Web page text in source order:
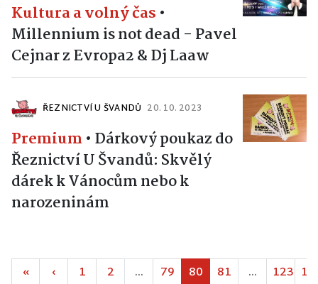
Kultura a volný čas •
Millennium is not dead - Pavel
Cejnar z Evropa2 & Dj Laaw
ŘEZNICTVÍ U ŠVANDŮ 20. 10. 2023
Premium • Dárkový poukaz do
Řeznictví U Švandů: Skvělý
dárek k Vánocům nebo k
narozeninám
« ‹ 1 2 ... 79 80 81 ... 123